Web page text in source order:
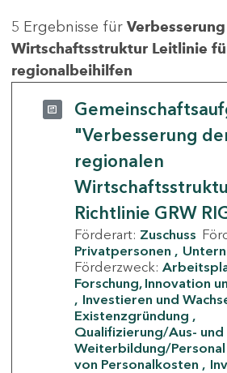
5 Ergebnisse für
Wirtschaftsstruktur Leitlinie
regionalbeihilfen
"Verbesserung
regionalen
Richtlinie GRW
Förderart: Zuschuss
Privatpersonen
Förderzweck:
Forschung, Innovation
Investieren und
Existenzgründung
Qualifizierung/Aus- und
Weiterbildung/Personal
von Personalkosten